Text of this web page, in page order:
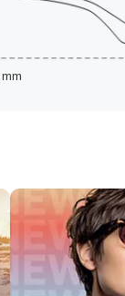
mm